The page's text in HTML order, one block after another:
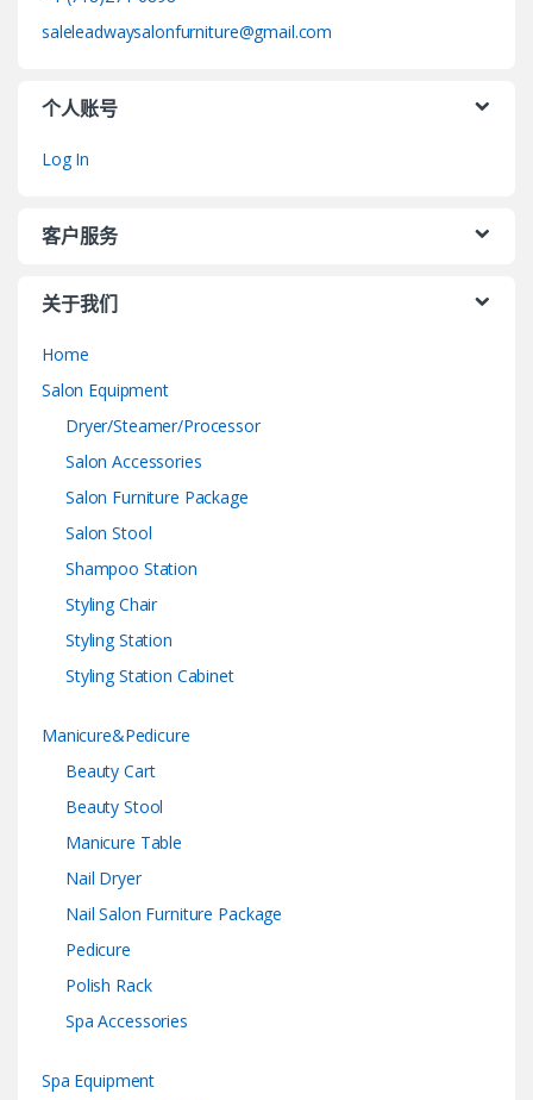
saleleadwaysalonfurniture@gmail.com
个人账号
Log In
客户服务
关于我们
Home
Salon Equipment
Dryer/Steamer/Processor
Salon Accessories
Salon Furniture Package
Salon Stool
Shampoo Station
Styling Chair
Styling Station
Styling Station Cabinet
Manicure&Pedicure
Beauty Cart
Beauty Stool
Manicure Table
Nail Dryer
Nail Salon Furniture Package
Pedicure
Polish Rack
Spa Accessories
Spa Equipment